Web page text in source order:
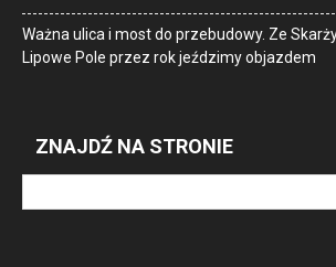
Ważna ulica i most do przebudowy. Ze
Lipowe Pole przez rok jeździmy objazdem
ZNAJDŹ NA STRONIE